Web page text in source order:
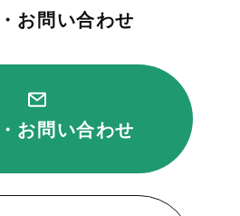
お問い合わせ
お問い合わせ